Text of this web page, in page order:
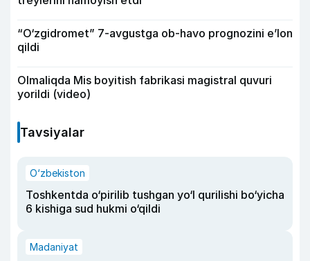
“O‘zgidromet” 7-avgustga ob-havo prognozini e’lon
qildi
Olmaliqda Mis boyitish fabrikasi magistral quvuri
yorildi (video)
Tavsiyalar
O‘zbekiston
Toshkentda o‘pirilib tushgan yo‘l qurilishi bo‘yicha
6 kishiga sud hukmi o‘qildi
Madaniyat